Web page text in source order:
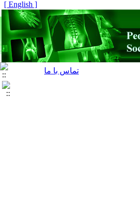
[ English ]
تماس با ما